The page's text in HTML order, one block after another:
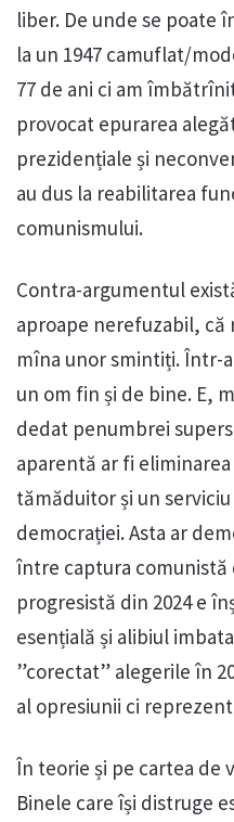
liber. De unde se poate
la un 1947 camuflat/
77 de ani ci am
provocat epurarea
prezidențiale și
au dus la reabilitarea
comunismului.
Contra-argumentul
aproape nerefuzabil, că
mîna unor smintiți. Într-
un om fin și de bine. E,
dedat penumbrei
aparentă ar fi
tămăduitor și un
democrației. Asta ar
între captura comunistă
progresistă din 2024 e
esențială și alibiul
”corectat” alegerile în
al opresiunii ci
În teorie și pe cartea de
Binele care își distruge